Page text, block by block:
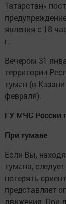
Татарстан»
явления с 18
г.
Вечером 31
территории
туман (в
февраля).
ГУ МЧС России
При тумане
Если Вы,
тумана,
потерять
представляет
движения. При